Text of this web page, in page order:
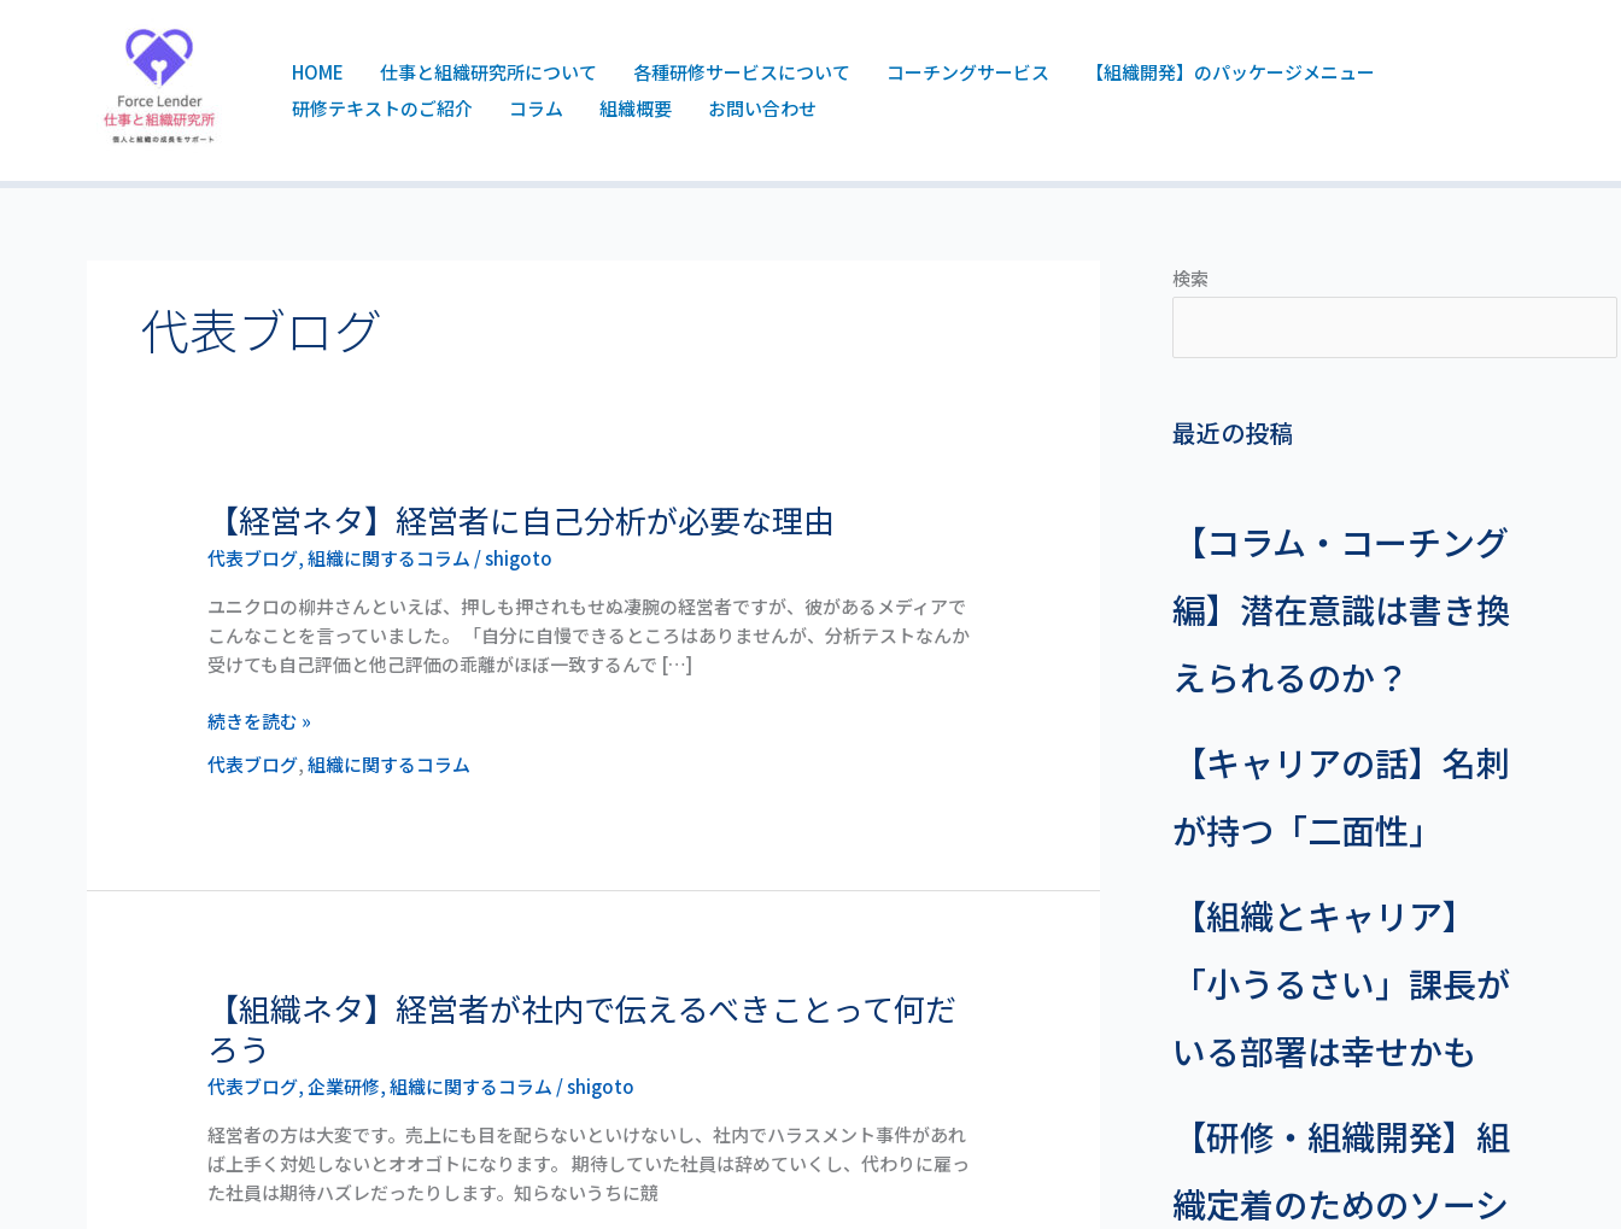
プ
HOME 仕事と組織研究所について 各種研修サービスについて コーチングサービス
【組織開発】のパッケージメニュー
研修テキストのご紹介
コラム 組織概要 お問い合わせ
代表ブログ
【経営ネタ】経営者に自己分析が必要な理由
代表ブログ,組織に関するコラム /shigoto
ユニクロの柳井さんといえば、押しも押されもせぬ凄腕の経営者ですが、彼があるメディアで
こんなことを言っていました。 「自分に自慢できるところはありませんが、分析テストなんか
受けても自己評価と他己評価の乖離がほぼ一致するんで […]
【経
ネ
タ】
経
営
に
己
必
続きを読む »
代表ブログ,組織に関するコラム
【組織ネタ】経営者が社内で伝えるべきことって何だ
ろう
代表ブログ,企業研修,組織に関するコラム /shigoto
経営者の方は大変です。売上にも目を配らないといけないし、社内でハラスメント事件があれ
ば上手く対処しないとオオゴトになります。 期待していた社員は辞めていくし、代わりに雇っ
た社員は期待ハズレだったりします。知らないうちに競
【組
ネ
タ】
営
者
が
検索
最近の投稿
【コラム・コーチング
編】潜在意識は書き換
えられるのか？
【キャリアの話】名刺
が持つ「二面性」
【組織とキャリア】
「小うるさい」課長が
いる部署は幸せかも
【研修・組織開発】組
織定着のためのソーシ